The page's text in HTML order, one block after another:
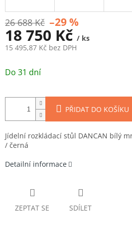
26 688 Kč –29 %
18 750 Kč / ks
15 495,87 Kč bez DPH
cena:
Do 31 dní
PŘIDAT DO KOŠÍKU
Jídelní rozkládací stůl DANCAN bílý
/ černá
Detailní informace
ZEPTAT SE SDÍLET